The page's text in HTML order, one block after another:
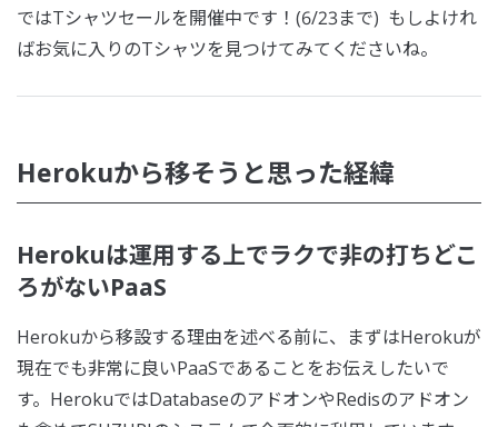
ではTシャツセールを開催中です！(6/23まで) もしよけれ
ばお気に入りのTシャツを見つけてみてくださいね。
Herokuから移そうと思った経緯
Herokuは運用する上でラクで非の打ちどこ
ろがないPaaS
Herokuから移設する理由を述べる前に、まずはHerokuが
現在でも非常に良いPaaSであることをお伝えしたいで
す。HerokuではDatabaseのアドオンやRedisのアドオン